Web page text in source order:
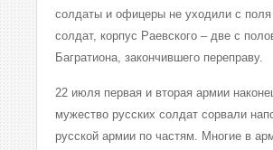
солдаты и офицеры не уходили с
солдат, корпус Раевского – две с
Багратиона, закончившего переправу.
22 июля первая и вторая армии
мужество русских солдат сорвали
русской армии по частям. Многие в